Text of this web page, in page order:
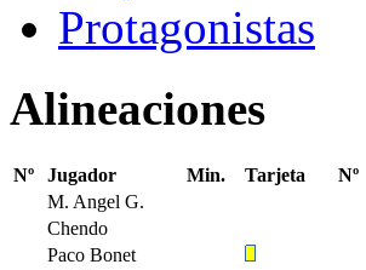
Protagonistas
Alineaciones
Nº Jugador Min. Tarjeta Nº
M. Angel G.
Chendo
Paco Bonet